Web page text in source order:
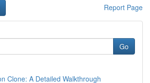
Report Page
Go
Clone: A Detailed Walkthrough